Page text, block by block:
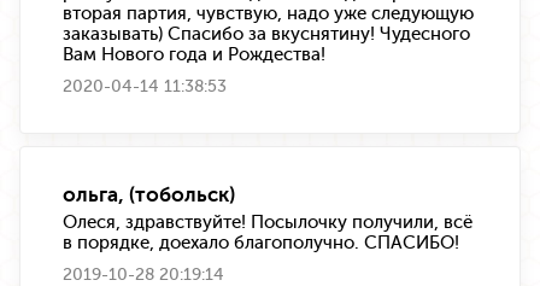
вторая партия, чувствую, надо уже следующую
заказывать) Спасибо за вкуснятину! Чудесного
Вам Нового года и Рождества!
2020-04-14 11:38:53
ольга, (тобольск)
Олеся, здравствуйте! Посылочку получили, всё
в порядке, доехало благополучно. СПАСИБО!
2019-10-28 20:19:14